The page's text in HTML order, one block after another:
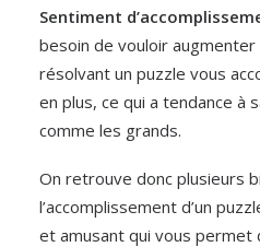
Sentiment
besoin de vouloir
résolvant un puzzle vous
en plus, ce qui a tendance à
comme les grands.
On retrouve donc plusieurs
l’accomplissement d’un
et amusant qui vous